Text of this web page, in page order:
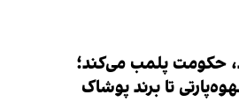
حکومت پلمب می‌کند؛
تا برند پوشاک